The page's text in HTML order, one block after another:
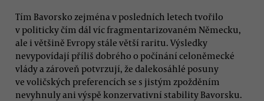
Tím Bavorsko zejména v posledních letech tvořilo
v politicky čím dál víc fragmentarizovaném Německu,
ale i většině Evropy stále větší raritu. Výsledky
nevypovídají příliš dobrého o počínání celoněmecké
vlády a zároveň potvrzují, že dalekosáhlé posuny
ve voličských preferencích se s jistým zpožděním
nevyhnuly ani výspě konzervativní stability Bavorsku.